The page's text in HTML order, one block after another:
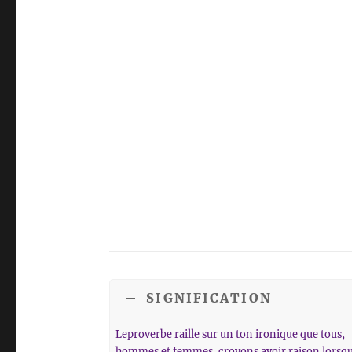
SIGNIFICATION
Leproverbe raille sur un ton ironique que tous,